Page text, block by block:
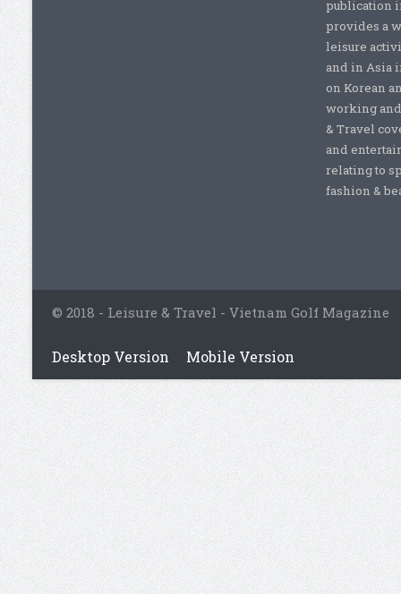
publication
provides a
leisure
and in Asia
on Korean
working
& Travel
and
relating to
fashion &
© 2018 - Leisure & Travel - Vietnam Golf Magazine
Desktop Version Mobile Version